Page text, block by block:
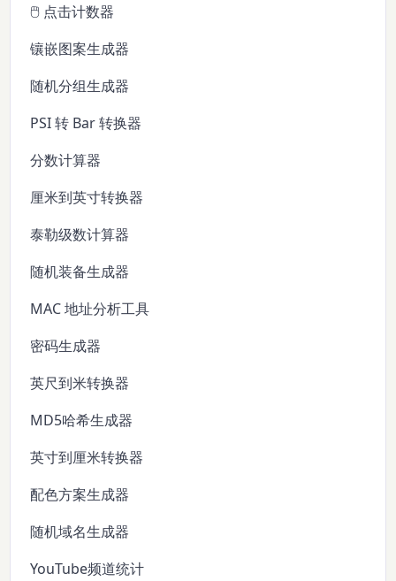
🖱️ 点击计数器
镶嵌图案生成器
随机分组生成器
PSI 转 Bar 转换器
分数计算器
厘米到英寸转换器
泰勒级数计算器
随机装备生成器
MAC 地址分析工具
密码生成器
英尺到米转换器
MD5哈希生成器
英寸到厘米转换器
配色方案生成器
随机域名生成器
YouTube频道统计